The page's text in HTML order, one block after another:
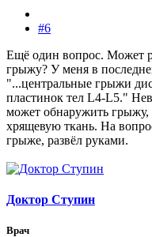
#6
Ещё один вопрос. Может
грыжу? У меня в
"...центральные грыжи
пластинок тел L4-L5."
может обнаружить грыжу,
хрящевую ткань. На
грыже, развёл руками.
Доктор Ступин
Врач